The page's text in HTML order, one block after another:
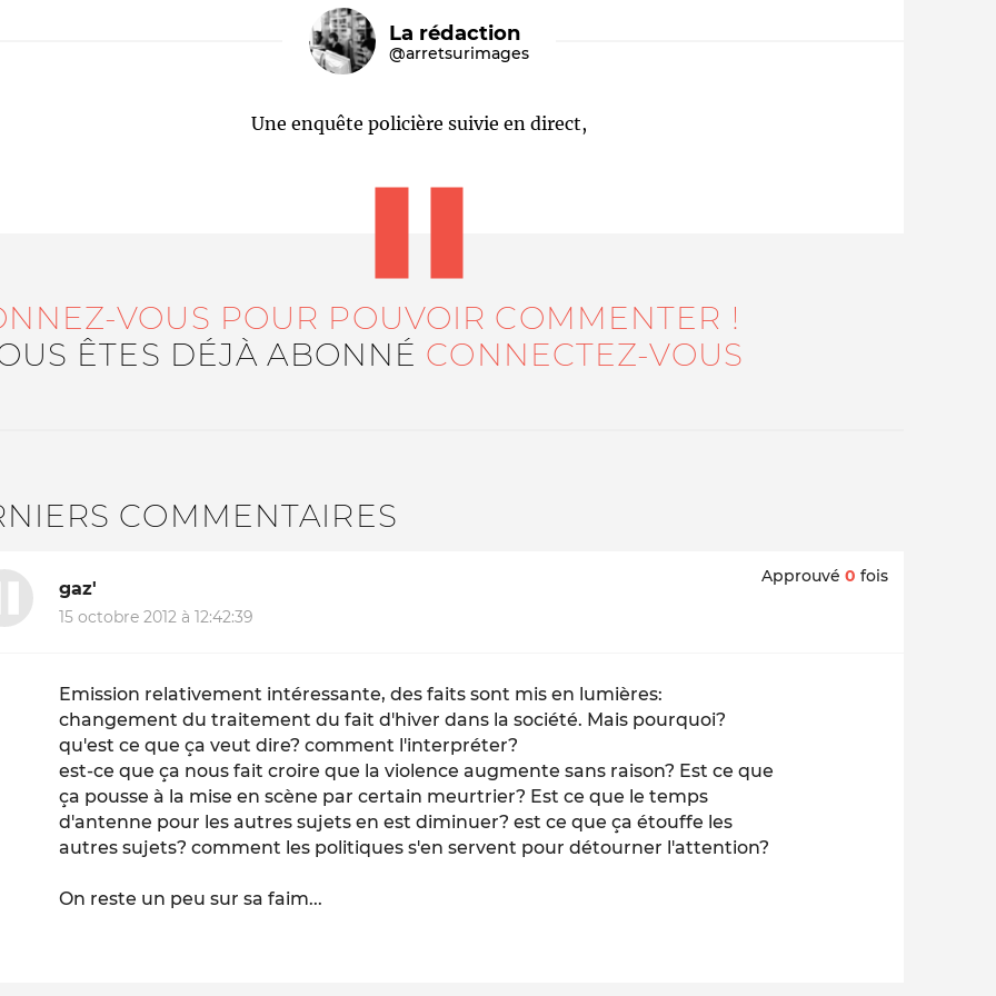
La rédaction
@arretsurimages
Une enquête policière suivie en direct,
VOUS POUR POUVOIR COMMENTER !
ÊTES DÉJÀ ABONNÉ CONNECTEZ-VOUS
COMMENTAIRES
gaz'
15 octobre 2012 à 12:42:39
Approuvé 0 fois
Emission relativement intéressante, des faits sont mis en lumières:
changement du traitement du fait d'hiver dans la société. Mais pourquoi?
qu'est ce que ça veut dire? comment l'interpréter?
est-ce que ça nous fait croire que la violence augmente sans raison? Est ce que
ça pousse à la mise en scène par certain meurtrier? Est ce que le temps
d'antenne pour les autres sujets en est diminuer? est ce que ça étouffe les
autres sujets? comment les politiques s'en servent pour détourner l'attention?
On reste un peu sur sa faim...